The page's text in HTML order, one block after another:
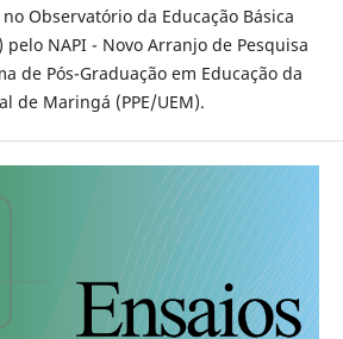
Observatório da Educação Básica
pelo NAPI - Novo Arranjo de Pesquisa
de Pós-Graduação em Educação da
de Maringá (PPE/UEM).